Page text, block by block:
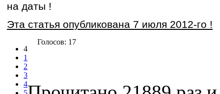
на даты !
Эта статья опубликована 7 июля 2012-го !
4
1
2
3
4
Голосов: 17